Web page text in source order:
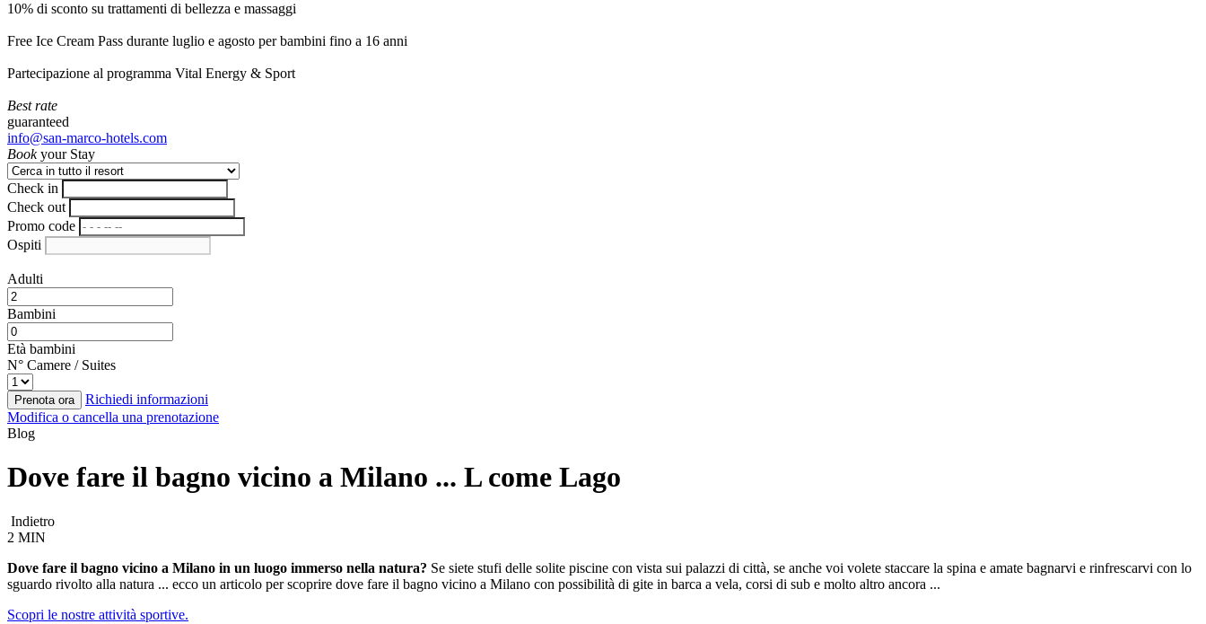
10% di sconto su trattamenti di bellezza e massaggi
Free Ice Cream Pass durante luglio e agosto per bambini fino a 16 anni
Partecipazione al programma Vital Energy & Sport
Best rate
guaranteed
info@san-marco-hotels.com
Bookyour Stay
Check in
Check out
Promo code
Ospiti
Adulti
Bambini
Età bambini
N° Camere / Suites
Prenota ora
Richiedi informazioni
Modifica o cancella una prenotazione
Blog
Dove fare il bagno vicino a Milano ... L come Lago
Indietro
2 MIN
Dove fare il bagno vicino a Milano in un luogo immerso nella natura? Se siete stufi delle solite piscine con vista sui palazzi di città, se anche voi volete staccare la spina e amate bagnarvi e rinfrescarvi con lo
sguardo rivolto alla natura ... ecco un articolo per scoprire dove fare il bagno vicino a Milano con possibilità di gite in barca a vela, corsi di sub e molto altro ancora ...
Scopri le nostre attività sportive.